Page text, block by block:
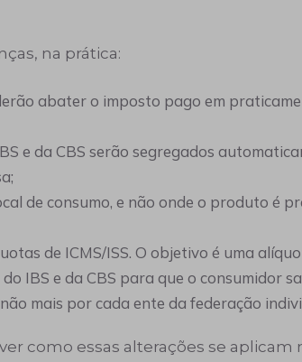
na prática:
abater o imposto pago em
e da CBS serão segregados
de consumo, e não onde o produto é
de ICMS/ISS. O objetivo é uma
IBS e da CBS para que o consumidor
mais por cada ente da federação
como essas alterações se